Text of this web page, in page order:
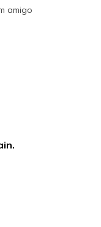
amigo